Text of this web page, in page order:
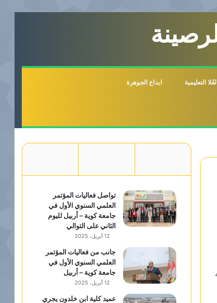
التعليمية ابداع الجوهرة
تواصل فعاليات المؤتمر
العلمي السنوي الأول في
جامعة كوية – أربيل لليوم
الثاني على التوالي
12 أبريل، 2025
جانب من فعاليات المؤتمر
العلمي السنوي الأول في
جامعة كوية – أربيل
12 أبريل، 2025
عميد كلية ابن خلدون يجري